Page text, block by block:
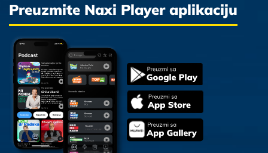
Preuzmite Naxi Player aplikaciju